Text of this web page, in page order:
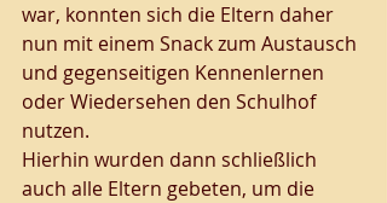
war, konnten sich die Eltern daher
nun mit einem Snack zum Austausch
und gegenseitigen Kennenlernen
oder Wiedersehen den Schulhof
nutzen.
Hierhin wurden dann schließlich
auch alle Eltern gebeten, um die